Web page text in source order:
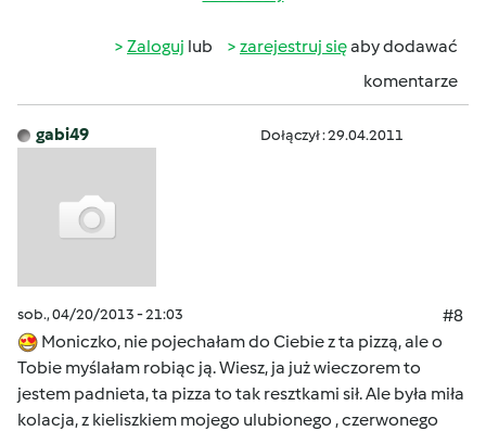
Zaloguj lub zarejestruj sięaby dodawać
komentarze
gabi49 Dołączył : 29.04.2011
sob., 04/20/2013 - 21:03
#8
Moniczko, nie pojechałam do Ciebie z ta pizzą, ale o
Tobie myślałam robiąc ją. Wiesz, ja już wieczorem to
jestem padnieta, ta pizza to tak resztkami sił. Ale była miła
kolacja, z kieliszkiem mojego ulubionego , czerwonego